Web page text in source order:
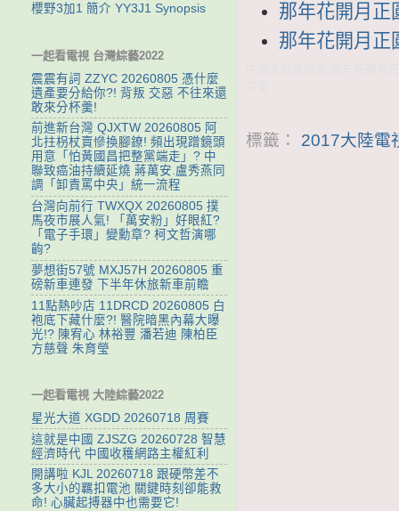
那年花開月正
那年花開月正
標籤： 2017大陸電
櫻野3加1 簡介 YY3J1 Synopsis
一起看電視 台灣綜藝2022
震震有詞 ZZYC 20260805 憑什麼
遺產要分給你?! 背叛 交惡 不往來還
敢來分杯羹!
前進新台灣 QJXTW 20260805 阿
北拄枴杖賣慘換腳鐐! 頻出現蹭鏡頭
用意「怕黃國昌把整黨端走」? 中
聯致癌油持續延燒 蔣萬安.盧秀燕同
調「卸責罵中央」統一流程
台灣向前行 TWXQX 20260805 撲
馬夜市展人氣! 「萬安粉」好眼紅?
「電子手環」變勳章? 柯文哲演哪
齣?
夢想街57號 MXJ57H 20260805 重
磅新車連發 下半年休旅新車前瞻
11點熱吵店 11DRCD 20260805 白
袍底下藏什麼?! 醫院暗黑內幕大曝
光!? 陳宥心 林裕豐 潘若迪 陳柏臣
方慈聲 朱育瑩
一起看電視 大陸綜藝2022
星光大道 XGDD 20260718 周賽
這就是中國 ZJSZG 20260728 智慧
經濟時代 中國收穫網路主權紅利
開講啦 KJL 20260718 跟硬幣差不
多大小的羈扣電池 關鍵時刻卻能救
命! 心臟起搏器中也需要它!